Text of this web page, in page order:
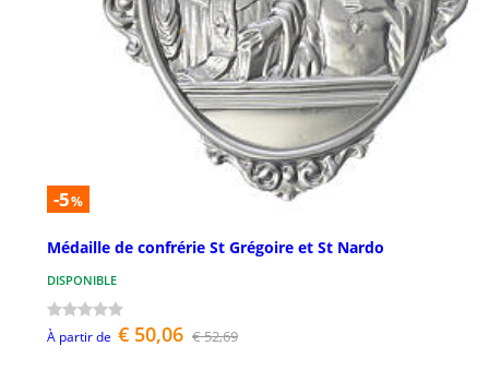
-5%
Médaille de confrérie St Grégoire et St Nardo
DISPONIBLE
À partir de € 50,06 € 52,69